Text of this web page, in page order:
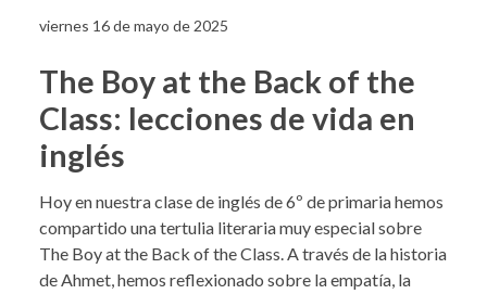
viernes 16 de mayo de 2025
The Boy at the Back of the
Class: lecciones de vida en
inglés
Hoy en nuestra clase de inglés de 6º de primaria hemos
compartido una tertulia literaria muy especial sobre
The Boy at the Back of the Class. A través de la historia
de Ahmet, hemos reflexionado sobre la empatía, la